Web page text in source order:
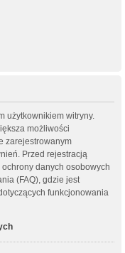
użytkownikiem witryny.
możliwości
zarejestrowanym
Przed rejestracją
danych osobowych
(FAQ), gdzie jest
funkcjonowania